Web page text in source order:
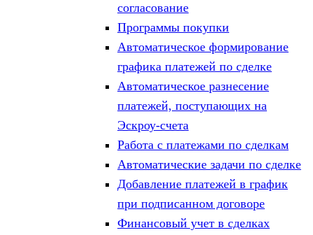
согласование
Программы покупки
Автоматическое формирование
графика платежей по сделке
Автоматическое разнесение
платежей, поступающих на
Эскроу-счета
Работа с платежами по сделкам
Автоматические задачи по сделке
Добавление платежей в график
при подписанном договоре
Финансовый учет в сделках